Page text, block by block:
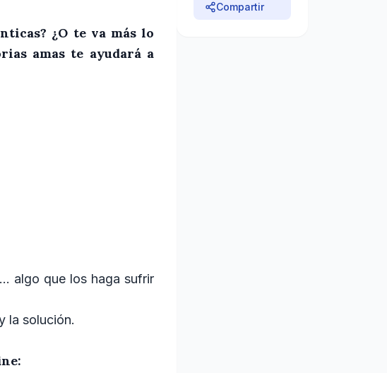
¿O te va más lo
amas te ayudará a
algo que los haga sufrir
la solución.
Compartir